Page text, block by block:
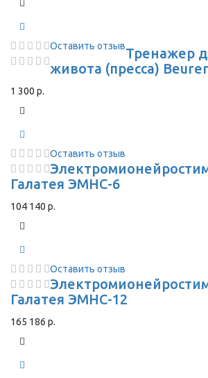
Оставить отзывТренажер
живота (пресса)
1 300 р.
Оставить отзыв
Галатея ЭМНС-6
104 140 р.
Оставить отзыв
Галатея ЭМНС-12
165 186 р.